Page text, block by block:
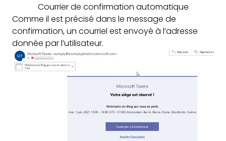
Courrier de confirmation automatique
Comme il est précisé dans le message de
confirmation, un courriel est envoyé à l’adresse
donnée par l’utilisateur.